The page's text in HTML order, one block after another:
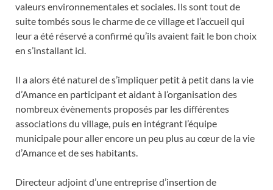
valeurs environnementales et sociales. Ils sont tout de
suite tombés sous le charme de ce village et l’accueil qui
leur a été réservé a confirmé qu’ils avaient fait le bon choix
en s’installant ici.
Il a alors été naturel de s’impliquer petit à petit dans la vie
d’Amance en participant et aidant à l’organisation des
nombreux évènements proposés par les différentes
associations du village, puis en intégrant l’équipe
municipale pour aller encore un peu plus au cœur de la vie
d’Amance et de ses habitants.
Directeur adjoint d’une entreprise d’insertion de